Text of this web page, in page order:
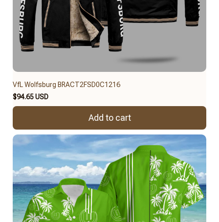
VfL Wolfsburg BRACT2FSD0C1216
$94.65 USD
Add to cart